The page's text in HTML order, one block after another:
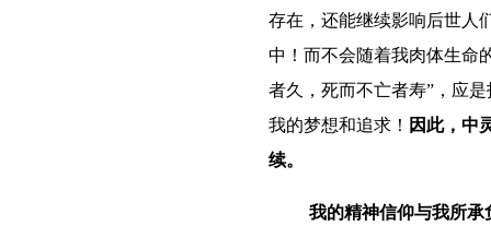
存在，还能继续影响后世人
中！而不会随着我肉体生命
者久，死而不亡者寿”，应
我的梦想和追求！ 因此，中
续。
我的精神信仰与我所承